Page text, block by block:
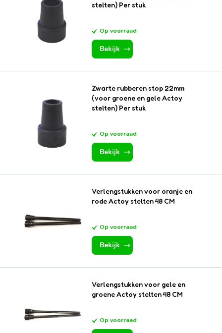
stelten) Per stuk
Op voorraad
Bekijk
Zwarte rubberen stop 22mm
(voor groene en gele Actoy
stelten) Per stuk
Op voorraad
Bekijk
Verlengstukken voor oranje en
rode Actoy stelten 48 CM
Op voorraad
Bekijk
Verlengstukken voor gele en
groene Actoy stelten 48 CM
Op voorraad